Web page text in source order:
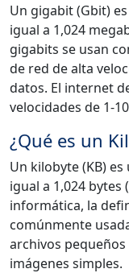
Un gigabit (Gbit)
igual a 1,024
gigabits se usan
de red de alta
datos. El internet
velocidades de 1-
¿Qué es un
Un kilobyte (KB)
igual a 1,024 bytes
informática, la
comúnmente
archivos
imágenes simples.